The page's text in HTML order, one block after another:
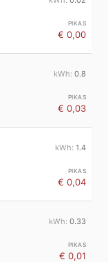
€ 0,00
0.8
€ 0,03
1.4
€ 0,04
0.33
€ 0,01